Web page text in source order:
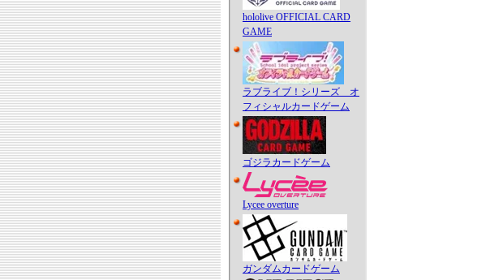
hololive OFFICIAL CARD
GAME
ラブライブ！シリーズ オ
フィシャルカードゲーム
ゴジラカードゲーム
Lycee overture
ガンダムカードゲーム